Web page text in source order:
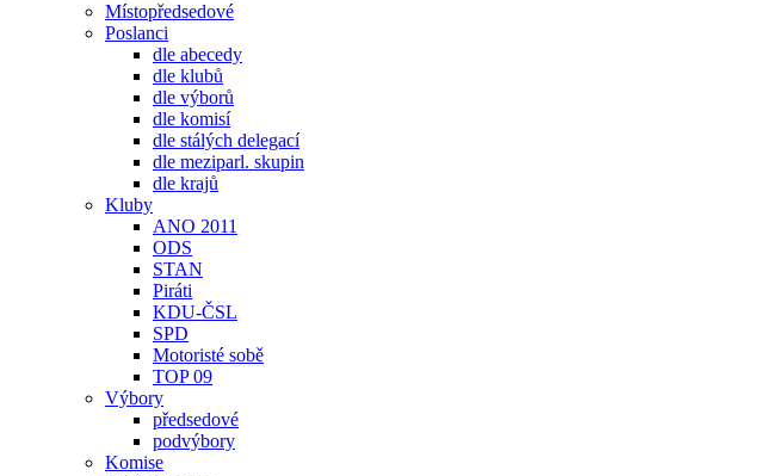
Místopředsedové
Poslanci
dle abecedy
dle klubů
dle výborů
dle komisí
dle stálých delegací
dle meziparl. skupin
dle krajů
Kluby
ANO 2011
ODS
STAN
Piráti
KDU-ČSL
SPD
Motoristé sobě
TOP 09
Výbory
předsedové
podvýbory
Komise